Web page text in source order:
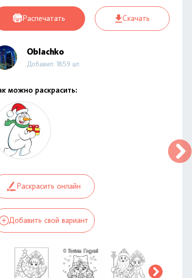
Распечатать Скачать
Oblachko
Добавил: 1859 шт.
можно раскрасить:
Раскрасить онлайн
Добавить свой вариант